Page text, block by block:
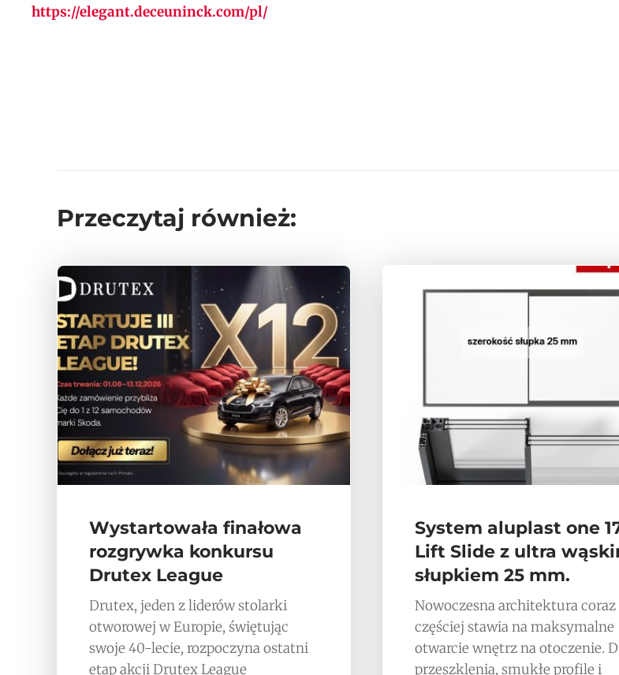
https://elegant.deceuninck.com/pl/
Przeczytaj również:
Wystartowała finałowa
rozgrywka konkursu
Drutex League
Drutex, jeden z liderów stolarki
otworowej w Europie, świętując
swoje 40-lecie, rozpoczyna ostatni
etap akcji Drutex League
System aluplast one
Lift Slide z ultra
słupkiem 25 mm.
Nowoczesna architektura coraz
częściej stawia na maksymalne
otwarcie wnętrz na otoczenie.
przeszklenia, smukłe profile i